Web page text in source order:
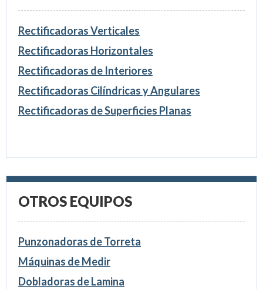
Rectificadoras Verticales
Rectificadoras Horizontales
Rectificadoras de Interiores
Rectificadoras Cilíndricas y Angulares
Rectificadoras de Superficies Planas
OTROS EQUIPOS
Punzonadoras de Torreta
Máquinas de Medir
Dobladoras de Lamina